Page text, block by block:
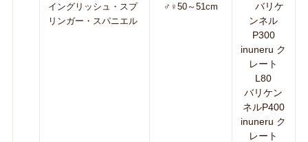
イングリッシュ・スプ
リンガー・スパニエル
♂♀50～51cm
バリケ
ンネル
P300
inuneru ク
レート
L80
バリケン
ネルP400
inuneru ク
レート